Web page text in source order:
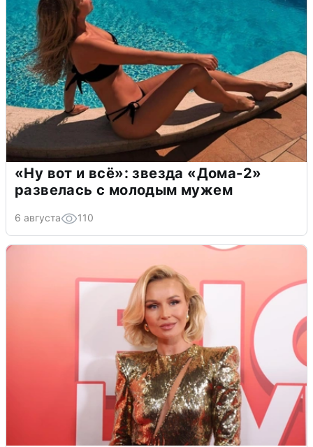
«Ну вот и всё»: звезда «Дома-2»
развелась с молодым мужем
6 августа 110